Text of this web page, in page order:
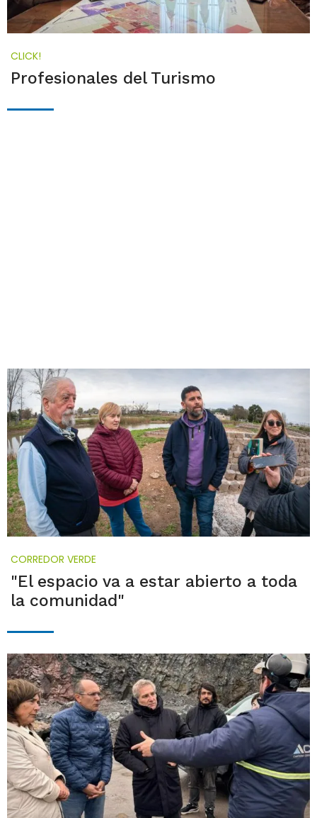
CLICK!
Profesionales del Turismo
CORREDOR VERDE
"El espacio va a estar abierto a toda
la comunidad"